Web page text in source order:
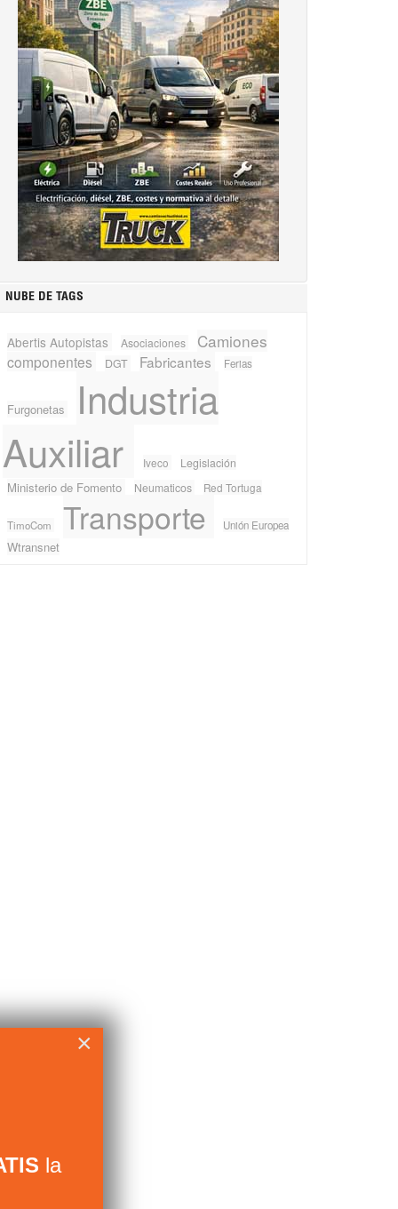
NUBE DE TAGS
Abertis Autopistas Asociaciones Camiones
componentes DGT Fabricantes Ferias
Furgonetas
Industria
Auxiliar
Iveco Legislación
Ministerio de Fomento Neumaticos Red Tortuga
TimoCom Transporte Unión Europea
Wtransnet
×
la